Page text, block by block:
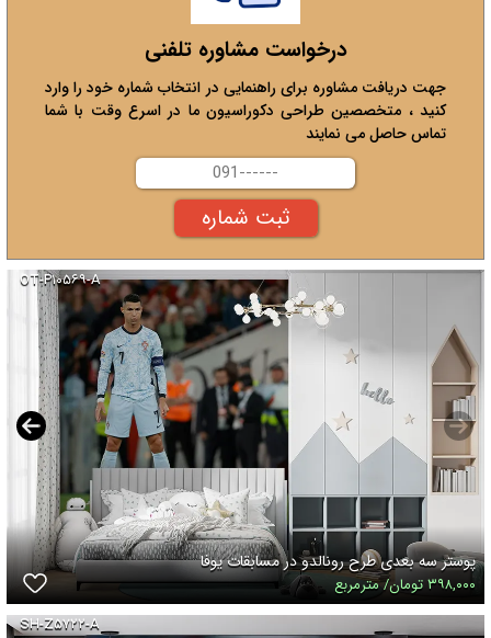
درخواست مشاوره تلفنی
جهت دریافت مشاوره برای راهنمایی در انتخاب شماره خود را وارد
کنید ، متخصصین طراحی دکوراسیون ما در اسرع وقت با شما
تماس حاصل می نمایند
OT-P۱۰۵۶۹-A
پوستر سه بعدی طرح رونالدو در مسابقات یوفا
۳۹۸,۰۰۰ تومان/ مترمربع
SH-Z۵۷۲۲-A